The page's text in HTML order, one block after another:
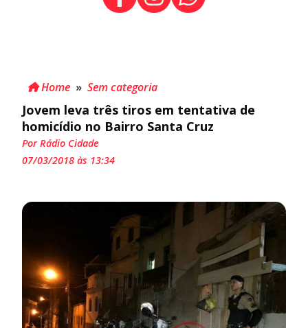
Home » Sem categoria
Jovem leva três tiros em tentativa de
homicídio no Bairro Santa Cruz
Por Rádio Cidade
07/03/2018 às 13:34